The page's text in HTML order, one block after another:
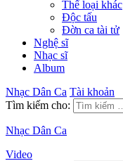
Thể loại khác
Độc tấu
Đờn ca tài tử
Nghệ sĩ
Nhạc sĩ
Album
Nhạc Dân Ca Tài khoản
Tìm kiếm cho:
Nhạc Dân Ca
Video